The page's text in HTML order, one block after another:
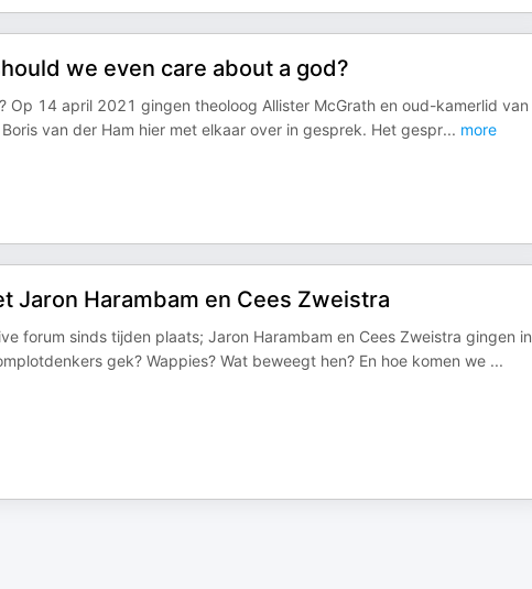
we even care about a god?
Op 14 april 2021 gingen theoloog Allister McGrath en oud-kamerlid van
van der Ham hier met elkaar over in gesprek. Het gespr... more
Jaron Harambam en Cees Zweistra
forum sinds tijden plaats; Jaron Harambam en Cees Zweistra gingen in
gek? Wappies? Wat beweegt hen? En hoe komen we ...